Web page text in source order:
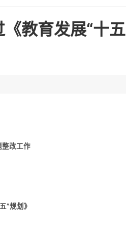
教育发展“十五
改工作
”规划》